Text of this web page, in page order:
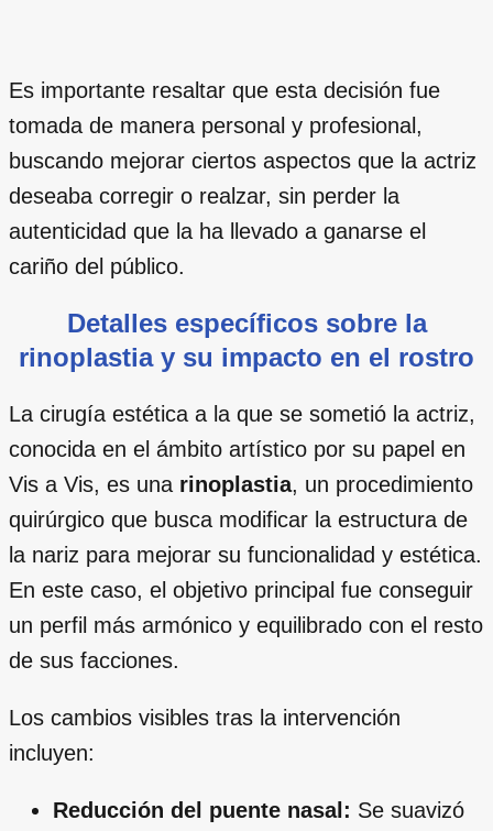
Es importante resaltar que esta decisión fue
tomada de manera personal y profesional,
buscando mejorar ciertos aspectos que la actriz
deseaba corregir o realzar, sin perder la
autenticidad que la ha llevado a ganarse el
cariño del público.
Detalles específicos sobre la
rinoplastia y su impacto en el rostro
La cirugía estética a la que se sometió la actriz,
conocida en el ámbito artístico por su papel en
Vis a Vis, es una rinoplastia, un procedimiento
quirúrgico que busca modificar la estructura de
la nariz para mejorar su funcionalidad y estética.
En este caso, el objetivo principal fue conseguir
un perfil más armónico y equilibrado con el resto
de sus facciones.
Los cambios visibles tras la intervención
incluyen:
Reducción del puente nasal: Se suavizó